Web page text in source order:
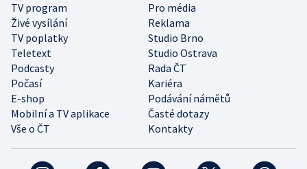
TV program
Pro média
Živé vysílání
Reklama
TV poplatky
Studio Brno
Teletext
Studio Ostrava
Podcasty
Rada ČT
Počasí
Kariéra
E-shop
Podávání námětů
Mobilní a TV aplikace
Časté dotazy
Vše o ČT
Kontakty